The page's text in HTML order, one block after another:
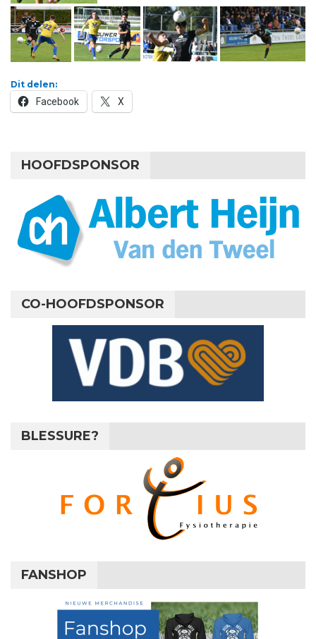
Dit delen:
Facebook X
HOOFDSPONSOR
CO-HOOFDSPONSOR
BLESSURE?
FANSHOP